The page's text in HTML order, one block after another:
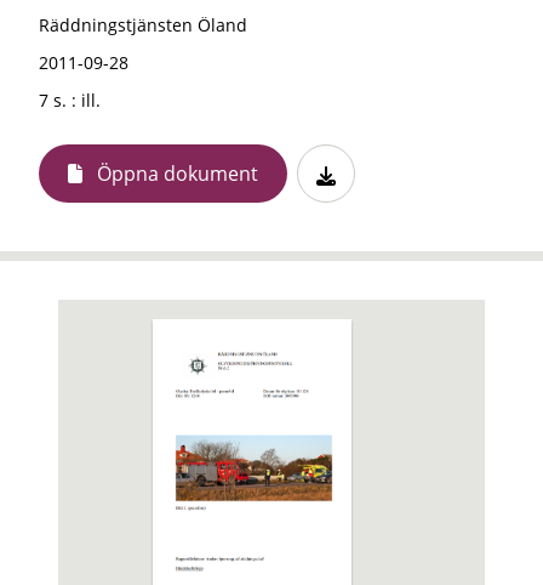
Räddningstjänsten Öland
2011-09-28
7 s. : ill.
Öppna dokument